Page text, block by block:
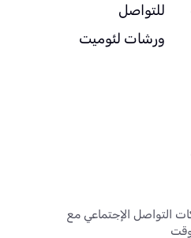
للتواصل
ورشات لئوميت
التواصل الإجتماعي مع